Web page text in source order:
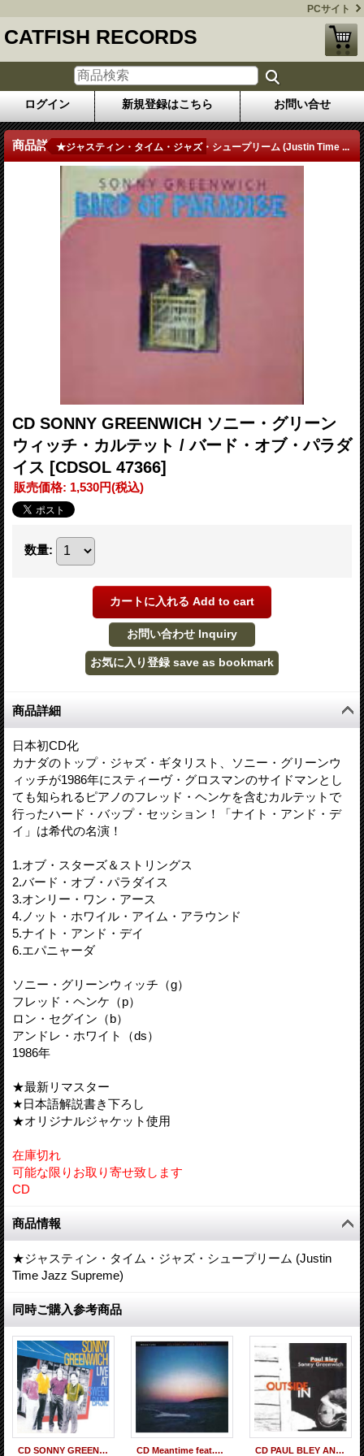
PCサイト
CATFISH RECORDS
ログイン 新規登録はこちら お問い合せ
商品詳細★ジャスティン・タイム・ジャズ・シュープリーム (Justin Time ...
CD SONNY GREENWICH ソニー・グリーン
ウィッチ・カルテット / バード・オブ・パラダ
イス [CDSOL 47366]
販売価格: 1,530円(税込)
数量:
商品詳細
日本初CD化
カナダのトップ・ジャズ・ギタリスト、ソニー・グリーンウ
ィッチが1986年にスティーヴ・グロスマンのサイドマンとし
ても知られるピアノのフレッド・ヘンケを含むカルテットで
行ったハード・バップ・セッション！「ナイト・アンド・デ
イ」は希代の名演！
1.オブ・スターズ＆ストリングス
2.バード・オブ・パラダイス
3.オンリー・ワン・アース
4.ノット・ホワイル・アイム・アラウンド
5.ナイト・アンド・デイ
6.エパニャーダ
ソニー・グリーンウィッチ（g）
フレッド・ヘンケ（p）
ロン・セグイン（b）
アンドレ・ホワイト（ds）
1986年
★最新リマスター
★日本語解説書き下ろし
★オリジナルジャケット使用
在庫切れ
可能な限りお取り寄せ致します
CD
商品情報
★ジャスティン・タイム・ジャズ・シュープリーム (Justin
Time Jazz Supreme)
同時ご購入参考商品
CD SONNY GREENWICH QUARTET ソニー・グリーンウィッチ・カルテット / LIVE AT SWEET BASIL ライヴ・アット・スウィート・ベイジル CD Meantime feat.SONNY GREENWICH ミーンタイム・フィーチャリング・ソニー・グリーンウィッチ / ウェルカム：マザー・アース CD PAUL BLEY AND SONNY GREENWICH ポール・ブレイ・アンド・ソニー・グリーンウィッチ / アウトサイド・イン